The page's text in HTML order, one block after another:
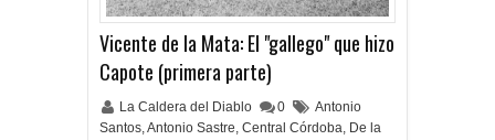
Vicente de la Mata: El "gallego" que hizo
Capote (primera parte)
La Caldera del Diablo 0
Antonio
Santos,Antonio Sastre, Central Córdoba, De la